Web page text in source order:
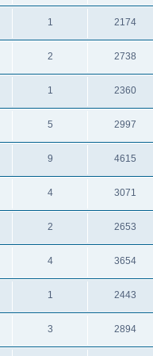
1 2174
2 2738
1 2360
5 2997
9 4615
4 3071
2 2653
4 3654
1 2443
3 2894